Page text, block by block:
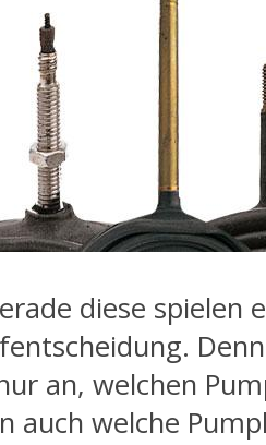
diese spielen
an, welchen
auch welche